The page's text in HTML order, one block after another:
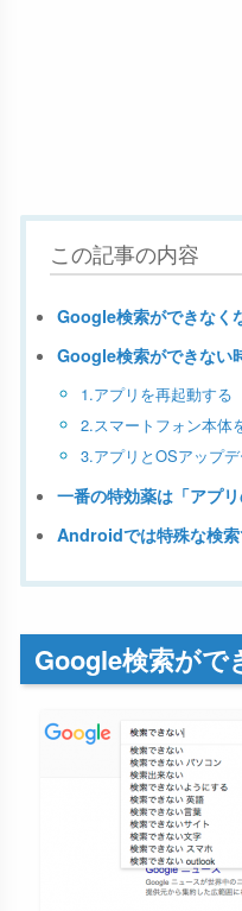
この記事の内容
Google検索ができなく
Google検索ができない
1.アプリを再起動する
2.スマートフォン本体
3.アプリとOSアップ
一番の特効薬は「アプ
Androidでは特殊な検索
Google検索がで